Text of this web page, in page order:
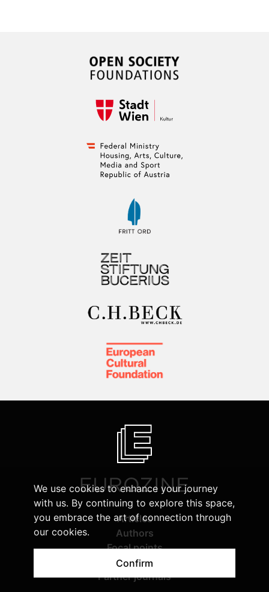
We use cookies to enhance your journey
with us. By continuing to explore this space,
you embrace the art of connection through
our cookies.
Confirm
Articles
Authors
Focal points
Eurozine review
Partner journals